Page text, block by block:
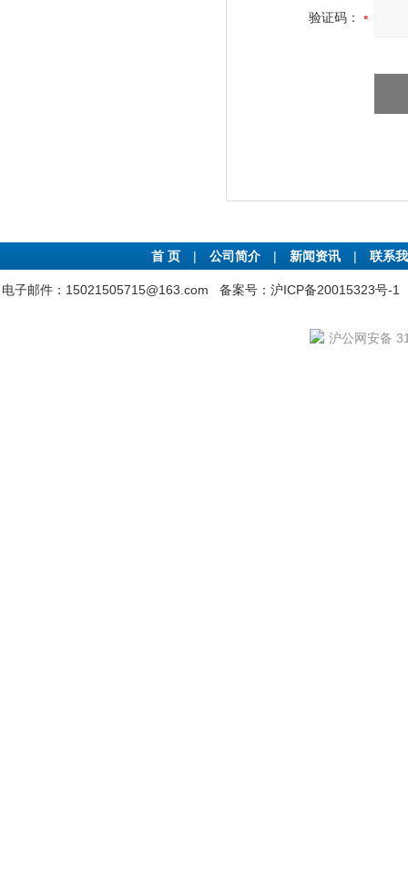
验证码：
首 页 | 公司简介 | 新闻资讯 | 联系
电子邮件：15021505715@163.com 备案号：沪ICP备20015323号-1
沪公网安备